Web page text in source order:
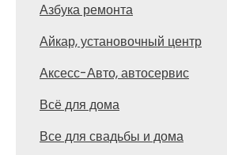
Азбука ремонта
Айкар, установочный центр
Аксесс-Авто, автосервис
Всё для дома
Все для свадьбы и дома